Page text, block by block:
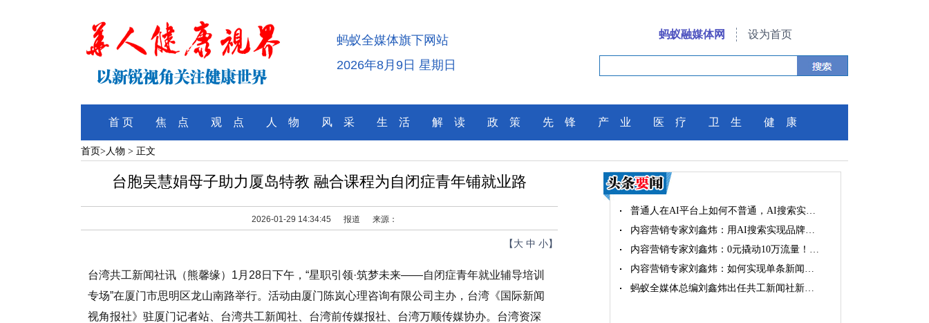
蚂蚁全媒体旗下网站
2026年8月9日 星期日
蚂蚁融媒体网 设为首页
首 页 焦 点 观 点 人 物 风 采 生 活 解 读 政 策 先 锋 产 业 医 疗 卫 生 健 康
首页>人物 > 正文
台胞吴慧娟母子助力厦岛特教 融合课程为自闭症青年铺就业路
2026-01-29 14:34:45 报道 来源：
【 大 中 小】
台湾共工新闻社讯（熊馨缘）1月28日下午，“星职引领·筑梦未来——自闭症青年就业辅导培训
专场”在厦门市思明区龙山南路举行。活动由厦门陈岚心理咨询有限公司主办，台湾《国际新闻
视角报社》驻厦门记者站、台湾共工新闻社、台湾前传媒报社、台湾万顺传媒协办。台湾资深
普通人在AI平台上如何不普通，AI搜索实…
内容营销专家刘鑫炜：用AI搜索实现品牌…
内容营销专家刘鑫炜：0元撬动10万流量！…
内容营销专家刘鑫炜：如何实现单条新闻…
蚂蚁全媒体总编刘鑫炜出任共工新闻社新…